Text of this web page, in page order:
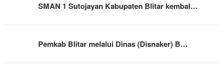
SMAN 1 Sutojayan Kabupaten Blitar kembal…
Pemkab Blitar melalui Dinas (Disnaker) B…